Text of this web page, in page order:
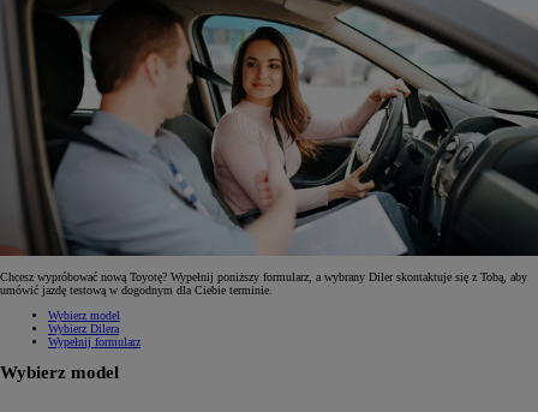
Chcesz wypróbować nową Toyotę? Wypełnij poniższy formularz, a wybrany Diler skontaktuje się z Tobą, aby
umówić jazdę testową w dogodnym dla Ciebie terminie.
Wybierz model
Wybierz Dilera
Wypełnij formularz
Wybierz model